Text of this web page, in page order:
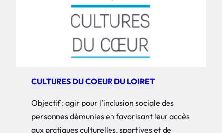
CULTURES DU COEUR DU LOIRET
Objectif : agir pour l’inclusion sociale des
personnes démunies en favorisant leur accès
aux pratiques culturelles, sportives et de